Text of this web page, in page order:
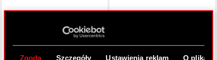
Zgoda Szczegóły Ustawienia reklam O